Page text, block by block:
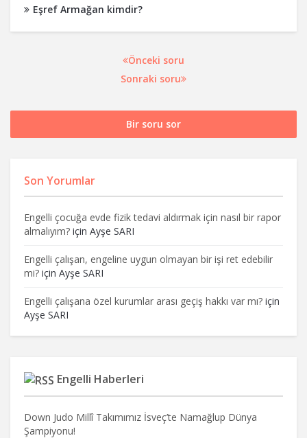
Eşref Armağan kimdir?
Önceki soru
Sonraki soru
Bir soru sor
Son Yorumlar
Engelli çocuğa evde fizik tedavi aldırmak için nasıl bir rapor
almalıyım? için Ayşe SARI
Engelli çalışan, engeline uygun olmayan bir işi ret edebilir
mi? için Ayşe SARI
Engelli çalışana özel kurumlar arası geçiş hakkı var mı? için
Ayşe SARI
Engelli Haberleri
Down Judo Millî Takımımız İsveç’te Namağlup Dünya
Şampiyonu!